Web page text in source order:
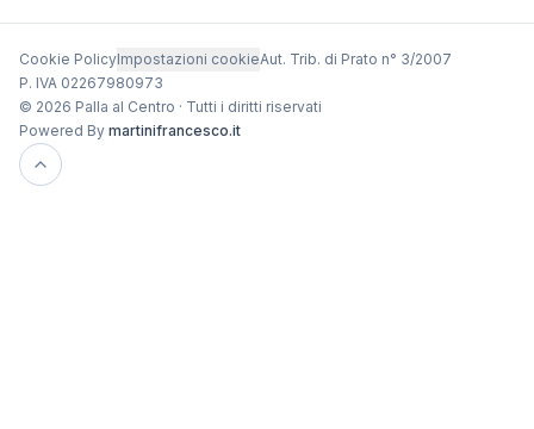
Cookie PolicyImpostazioni cookieAut. Trib. di Prato n° 3/2007
P. IVA 02267980973
© 2026 Palla al Centro · Tutti i diritti riservati
Powered By martinifrancesco.it